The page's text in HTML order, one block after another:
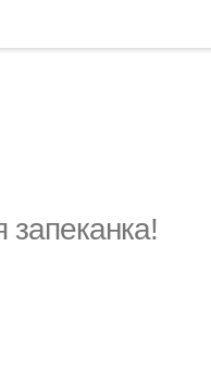
запеканка!